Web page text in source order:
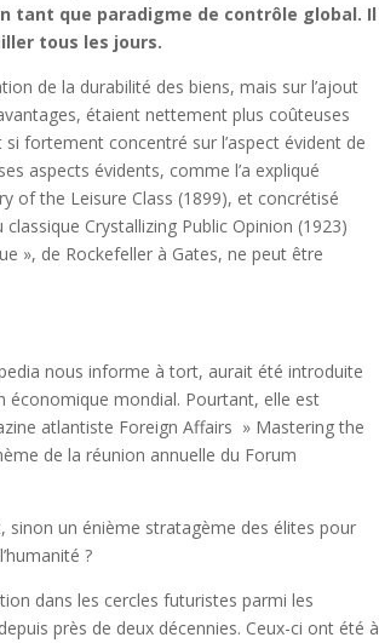
tant que paradigme de contrôle global. Il
tous les jours.
de la durabilité des biens, mais sur l’ajout
étaient nettement plus coûteuses
si fortement concentré sur l’aspect évident de
aspects évidents, comme l’a expliqué
of the Leisure Class (1899), et concrétisé
Crystallizing Public Opinion (1923)
», de Rockefeller à Gates, ne peut être
nous informe à tort, aurait été introduite
économique mondial. Pourtant, elle est
atlantiste Foreign Affairs » Mastering the
de la réunion annuelle du Forum
sinon un énième stratagème des élites pour
?
dans les cercles futuristes parmi les
près de deux décennies. Ceux-ci ont été à